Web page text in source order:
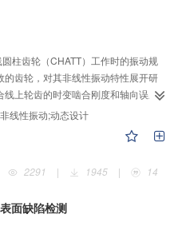
置的颗粒速度并不对称于提升管中
柱齿轮（CHATT）工作时的振动规
齿轮，对其非线性振动特性展开研
上轮齿的时变啮合刚度和轴向误差
击激励。基于集中参数理论建立
动模型，再依据牛顿第二定律建立包
用变步长4阶Runge-Kutta法对量纲
自垂直、扭转和轴向上的振动特性
动规律始终保持一致，竖直和扭转方
系统振动特性的影响规律，分析结果
线性振动;动态设计
2291
| 1945 | 14
面缺陷检测